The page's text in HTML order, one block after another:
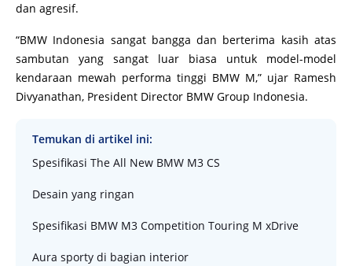
dan agresif.
“BMW Indonesia sangat bangga dan berterima kasih atas
sambutan yang sangat luar biasa untuk model-model
kendaraan mewah performa tinggi BMW M,” ujar Ramesh
Divyanathan, President Director BMW Group Indonesia.
Temukan di artikel ini:
Spesifikasi The All New BMW M3 CS
Desain yang ringan
Spesifikasi BMW M3 Competition Touring M xDrive
Aura sporty di bagian interior